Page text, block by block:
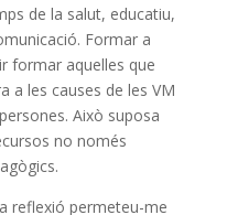
de la salut, educatiu,
Formar a
formar aquelles que
a les causes de les VM
Això suposa
no només
reflexió permeteu-me